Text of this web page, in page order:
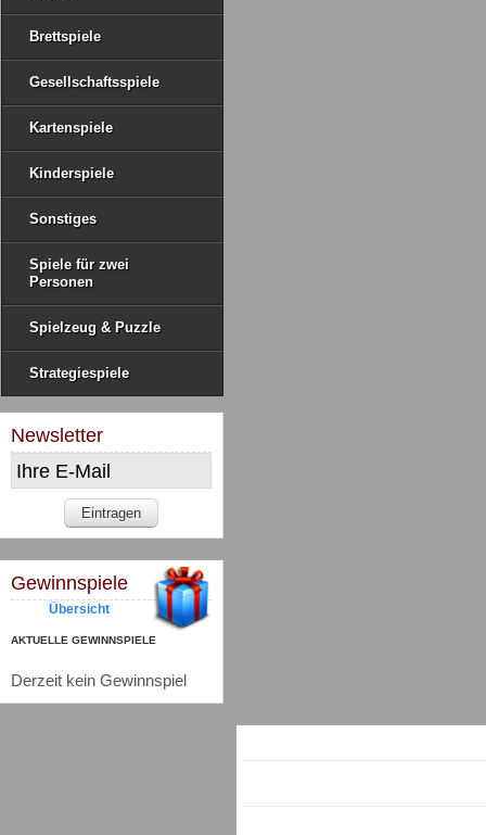
Brettspiele
Gesellschaftsspiele
Kartenspiele
Kinderspiele
Sonstiges
Spiele für zwei
Personen
Spielzeug & Puzzle
Strategiespiele
Newsletter
Gewinnspiele
Übersicht
AKTUELLE GEWINNSPIELE
Derzeit kein Gewinnspiel